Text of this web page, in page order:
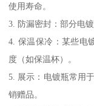
使用寿命。
3. 防漏密封：部分电
4. 保温保冷：某些电
度（如保温杯）。
5. 展示：电镀瓶常用
销赠品。